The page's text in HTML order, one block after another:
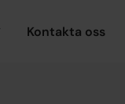
Kontakta oss